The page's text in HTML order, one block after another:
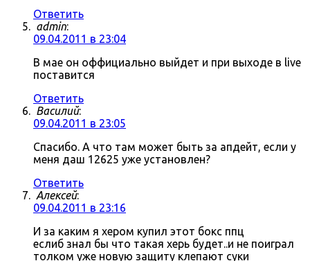
Ответить
admin:
09.04.2011 в 23:04
В мае он оффициально выйдет и при выходе в live
поставится
Ответить
Василий:
09.04.2011 в 23:05
Спасибо. А что там может быть за апдейт, если у
меня даш 12625 уже установлен?
Ответить
Алексей:
09.04.2011 в 23:16
И за каким я хером купил этот бокс ппц
еслиб знал бы что такая херь будет..и не поиграл
толком уже новую защиту клепают суки